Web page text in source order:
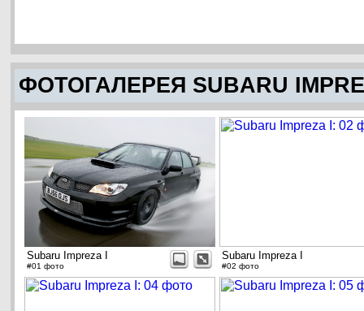
ФОТОГАЛЕРЕЯ SUBARU
Subaru Impreza I
#01 фото
Subaru Impreza I
#02 фото